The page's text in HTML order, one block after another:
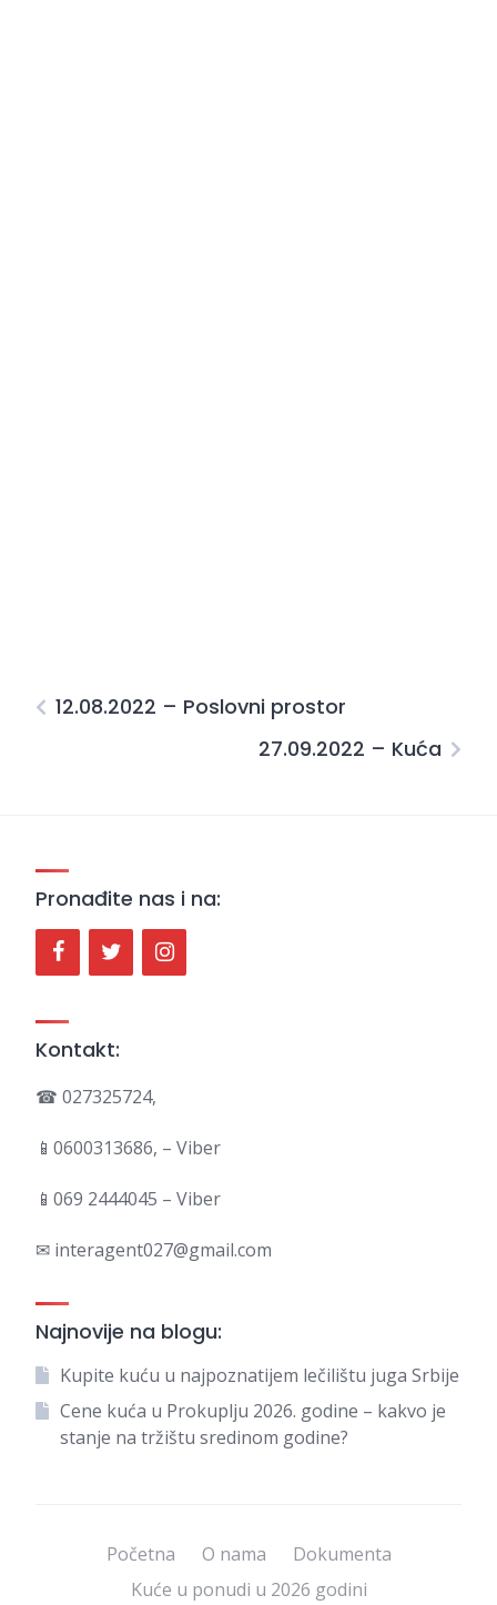
12.08.2022 – Poslovni prostor
27.09.2022 – Kuća
Pronađite nas i na:
Kontakt:
☎ 027325724,
📱0600313686, – Viber
📱069 2444045 – Viber
✉ interagent027@gmail.com
Najnovije na blogu:
Kupite kuću u najpoznatijem lečilištu juga Srbije
Cene kuća u Prokuplju 2026. godine – kakvo je
stanje na tržištu sredinom godine?
Početna O nama
Dokumenta
Kuće u ponudi u 2026 godini